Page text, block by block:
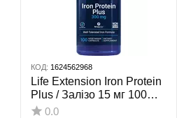
КОД: 1624562968
Life Extension Iron Protein
Plus / Залізо 15 мг 100
капсул
0.0